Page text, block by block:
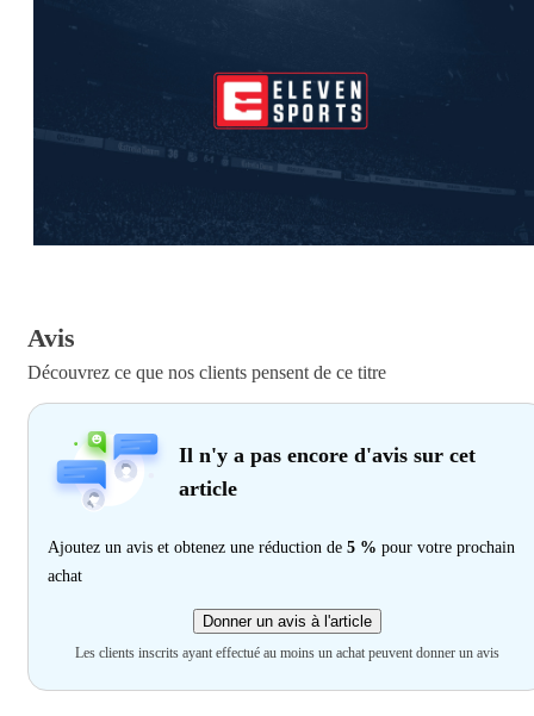
Avis
Découvrez ce que nos clients pensent de ce titre
Il n'y a pas encore d'avis sur cet
article
Ajoutez un avis et obtenez une réduction de 5 % pour votre prochain
achat
Donner un avis à l'article
Les clients inscrits ayant effectué au moins un achat peuvent donner un avis